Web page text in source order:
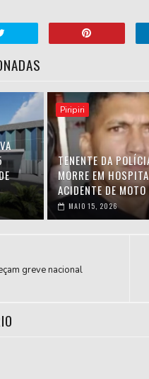
Piripiri
TENENTE DA
MORRE EM
ACIDENTE DE
MAIO 15, 2026
greve nacional